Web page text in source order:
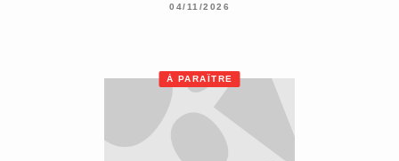
04/11/2026
À PARAÎTRE